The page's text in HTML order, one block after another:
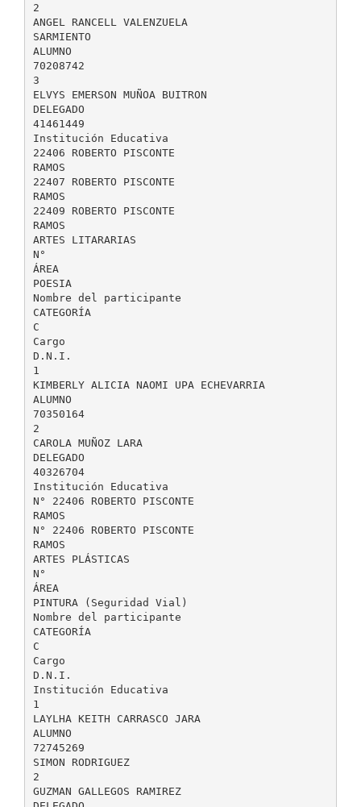
2
ANGEL RANCELL VALENZUELA
SARMIENTO
ALUMNO
70208742
3
ELVYS EMERSON MUÑOA BUITRON
DELEGADO
41461449
Institución Educativa
22406 ROBERTO PISCONTE
RAMOS
22407 ROBERTO PISCONTE
RAMOS
22409 ROBERTO PISCONTE
RAMOS
ARTES LITARARIAS
N°
ÁREA
POESIA
Nombre del participante
CATEGORÍA
C
Cargo
D.N.I.
1
KIMBERLY ALICIA NAOMI UPA ECHEVARRIA
ALUMNO
70350164
2
CAROLA MUÑOZ LARA
DELEGADO
40326704
Institución Educativa
N° 22406 ROBERTO PISCONTE
RAMOS
N° 22406 ROBERTO PISCONTE
RAMOS
ARTES PLÁSTICAS
N°
ÁREA
PINTURA (Seguridad Vial)
Nombre del participante
CATEGORÍA
C
Cargo
D.N.I.
Institución Educativa
1
LAYLHA KEITH CARRASCO JARA
ALUMNO
72745269
SIMON RODRIGUEZ
2
GUZMAN GALLEGOS RAMIREZ